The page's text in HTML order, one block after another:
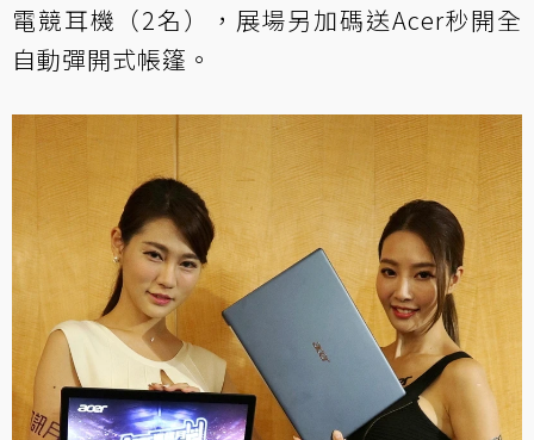
電競耳機（2名），展場另加碼送Acer秒開全
自動彈開式帳篷。